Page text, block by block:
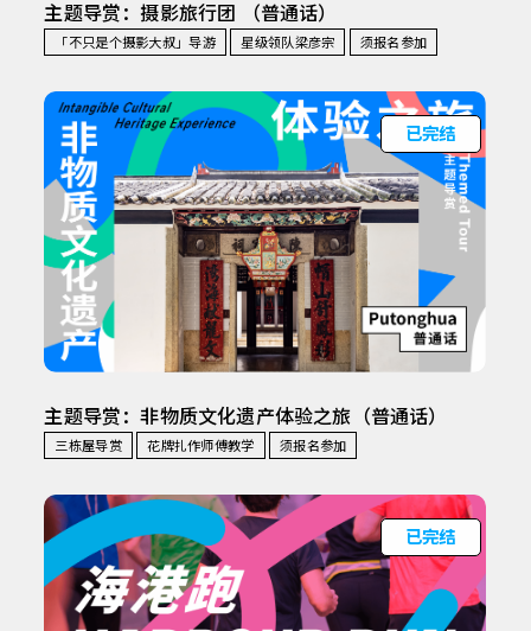
主题导赏：摄影旅行团 （普通话）
「不只是个摄影大叔」导游 星级领队梁彦宗 须报名参加
已完结
主题导赏：非物质文化遗产体验之旅（普通话）
三栋屋导赏 花牌扎作师傅教学 须报名参加
已完结